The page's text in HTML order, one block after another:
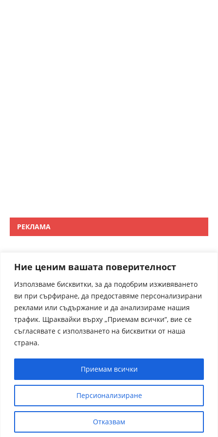
Ние ценим вашата поверителност
Използваме бисквитки, за да подобрим изживяването
ви при сърфиране, да предоставяме персонализирани
реклами или съдържание и да анализираме нашия
трафик. Щраквайки върху „Приемам всички“, вие се
съгласявате с използването на бисквитки от наша
страна.
Персионализиране
Отказвам
Приемам всички
РЕКЛАМА
receptite.online - Някои от рецептите са преведени от
чуждрестранни сайтове. За контакти admin@receptite.online